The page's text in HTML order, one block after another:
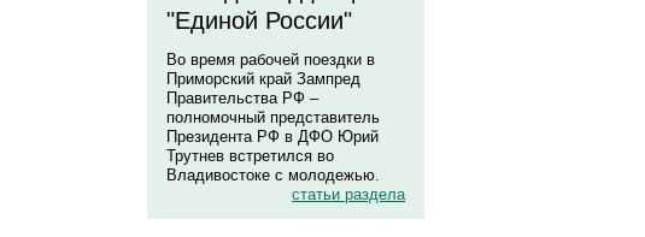
"Единой России"
Во время рабочей поездки в
Приморский край Зампред
Правительства РФ –
полномочный представитель
Президента РФ в ДФО Юрий
Трутнев встретился во
Владивостоке с молодежью.
статьи раздела